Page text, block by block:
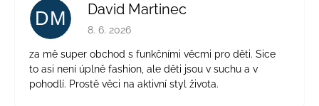
DM David Martinec
Hodnocení obchodu je 5 z 5 hvězdiček.
8. 6. 2026
za mě super obchod s funkčními věcmi pro děti. Sice
to asi není úplně fashion, ale děti jsou v suchu a v
pohodlí. Prostě věci na aktivní styl života.